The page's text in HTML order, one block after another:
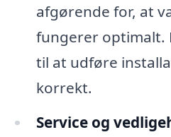
afgørende for, at
fungerer optimalt.
til at udføre
korrekt.
Service og